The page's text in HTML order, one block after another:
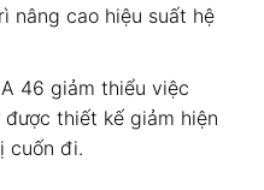
nâng cao hiệu suất hệ
46 giảm thiểu việc
thiết kế giảm hiện
cuốn đi.